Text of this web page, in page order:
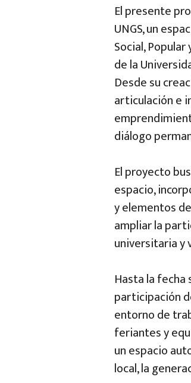
El presente
UNGS, un
Social,
de la
Desde su
articulación e
diálogo
El proyecto
espacio,
y elementos
ampliar la
universitaria y
Hasta la fecha
participación
entorno de
feriantes y
un espacio
local, la